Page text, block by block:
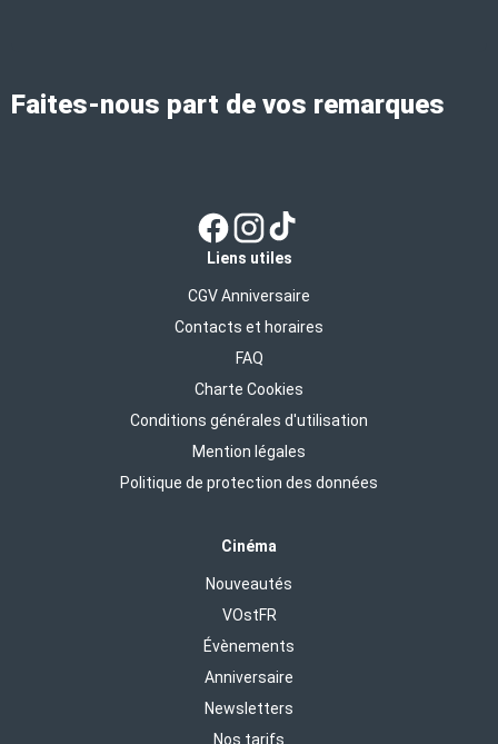
Faites-nous part de vos remarques
Liens utiles
CGV Anniversaire
Contacts et horaires
FAQ
Charte Cookies
Conditions générales d'utilisation
Mention légales
Politique de protection des données
Cinéma
Nouveautés
VOstFR
Évènements
Anniversaire
Newsletters
Nos tarifs